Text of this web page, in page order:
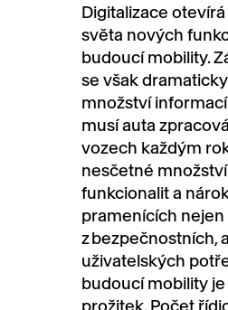
Digitalizace
světa nových
budoucí mobility.
se však
množství informací
musí auta
vozech každým
nesčetné
funkcionalit a
pramenících nejen
z bezpečnostních,
uživatelských
budoucí mobility
prožitek. Počet